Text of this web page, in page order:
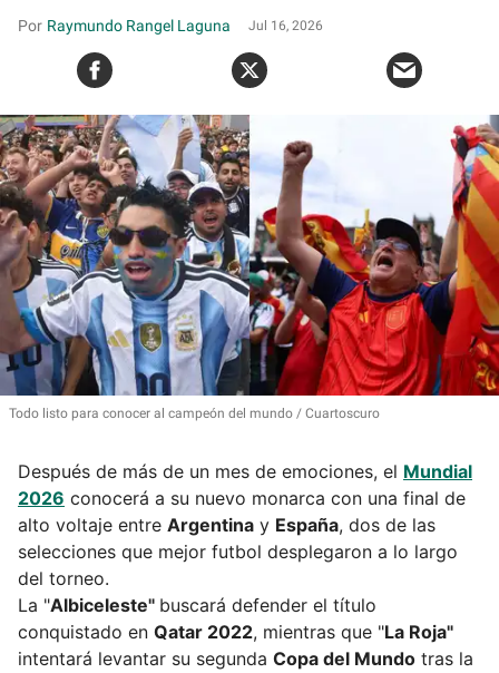
Raymundo Rangel Laguna Jul 16, 2026
Todo listo para conocer al campeón del mundo Cuartoscuro
Después de más de un mes de emociones, el Mundial
2026 conocerá a su nuevo monarca con una final de
alto voltaje entre Argentina y España, dos de las
selecciones que mejor futbol desplegaron a lo largo
del torneo.
La "Albiceleste" buscará defender el título
conquistado en Qatar 2022, mientras que "La Roja"
intentará levantar su segunda Copa del Mundo tras la